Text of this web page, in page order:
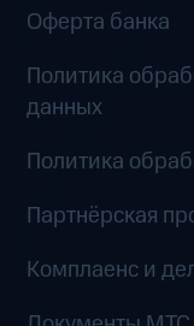
Оферта банка
Политика
данных
Политика
Партнёрская
Комплаенс и